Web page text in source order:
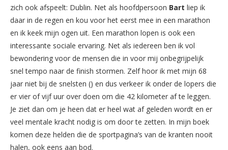
zich ook afspeelt: Dublin. Net als hoofdpersoon Bart liep ik
daar in de regen en kou voor het eerst mee in een marathon
en ik keek mijn ogen uit. Een marathon lopen is ook een
interessante sociale ervaring. Net als iedereen ben ik vol
bewondering voor de mensen die in voor mij onbegrijpelijk
snel tempo naar de finish stormen. Zelf hoor ik met mijn 68
jaar niet bij de snelsten () en dus verkeer ik onder de lopers die
er vier of vijf uur over doen om die 42 kilometer af te leggen.
Je ziet dan om je heen dat er heel wat af geleden wordt en er
veel mentale kracht nodig is om door te zetten. In mijn boek
komen deze helden die de sportpagina’s van de kranten nooit
halen, ook eens aan bod.